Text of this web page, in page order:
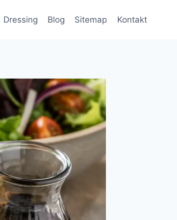
Dressing Blog Sitemap Kontakt